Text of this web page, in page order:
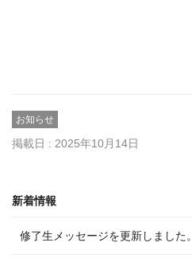
お知らせ
掲載日 : 2025年10月14日
新着情報
修了生メッセージを更新しました。